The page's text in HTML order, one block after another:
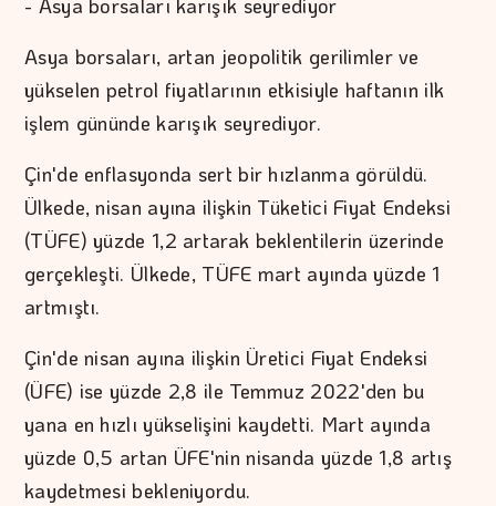
- Asya borsaları karışık seyrediyor
Asya borsaları, artan jeopolitik gerilimler ve
yükselen petrol fiyatlarının etkisiyle haftanın ilk
işlem gününde karışık seyrediyor.
Çin'de enflasyonda sert bir hızlanma görüldü.
Ülkede, nisan ayına ilişkin Tüketici Fiyat Endeksi
(TÜFE) yüzde 1,2 artarak beklentilerin üzerinde
gerçekleşti. Ülkede, TÜFE mart ayında yüzde 1
artmıştı.
Çin'de nisan ayına ilişkin Üretici Fiyat Endeksi
(ÜFE) ise yüzde 2,8 ile Temmuz 2022'den bu
yana en hızlı yükselişini kaydetti. Mart ayında
yüzde 0,5 artan ÜFE'nin nisanda yüzde 1,8 artış
kaydetmesi bekleniyordu.